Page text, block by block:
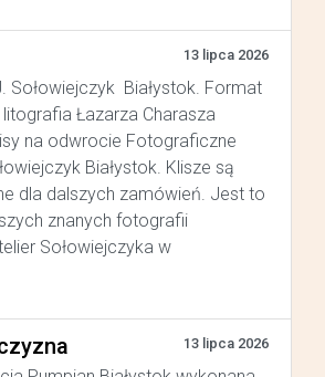
13 lipca 2026
Sołowiejczyk Białystok. Format
Łazarza Charasza
na odwrocie Fotograficzne
Białystok. Klisze są
dla dalszych zamówień. Jest to
znanych fotografii
Sołowiejczyka w
13 lipca 2026